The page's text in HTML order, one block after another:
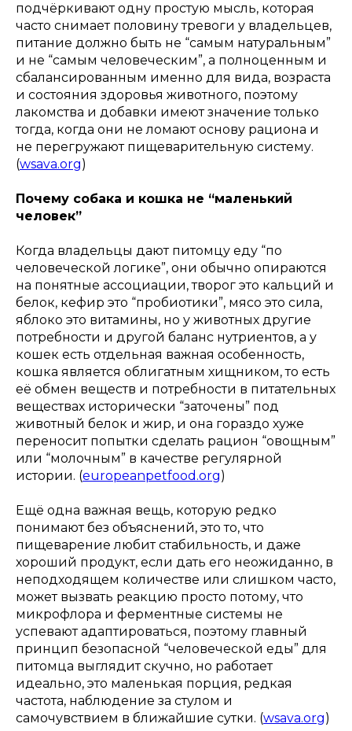
подчёркивают одну простую мысль, которая
часто снимает половину тревоги у владельцев,
питание должно быть не “самым натуральным”
и не “самым человеческим”, а полноценным и
сбалансированным именно для вида, возраста
и состояния здоровья животного, поэтому
лакомства и добавки имеют значение только
тогда, когда они не ломают основу рациона и
не перегружают пищеварительную систему.
(wsava.org)
Почему собака и кошка не “маленький
человек”
Когда владельцы дают питомцу еду “по
человеческой логике”, они обычно опираются
на понятные ассоциации, творог это кальций и
белок, кефир это “пробиотики”, мясо это сила,
яблоко это витамины, но у животных другие
потребности и другой баланс нутриентов, а у
кошек есть отдельная важная особенность,
кошка является облигатным хищником, то есть
её обмен веществ и потребности в питательных
веществах исторически “заточены” под
животный белок и жир, и она гораздо хуже
переносит попытки сделать рацион “овощным”
или “молочным” в качестве регулярной
истории. (europeanpetfood.org)
Ещё одна важная вещь, которую редко
понимают без объяснений, это то, что
пищеварение любит стабильность, и даже
хороший продукт, если дать его неожиданно, в
неподходящем количестве или слишком часто,
может вызвать реакцию просто потому, что
микрофлора и ферментные системы не
успевают адаптироваться, поэтому главный
принцип безопасной “человеческой еды” для
питомца выглядит скучно, но работает
идеально, это маленькая порция, редкая
частота, наблюдение за стулом и
самочувствием в ближайшие сутки. (wsava.org)